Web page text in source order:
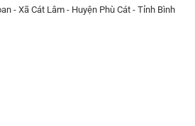
- Xã Cát Lâm - Huyện Phù Cát - Tỉnh Bình